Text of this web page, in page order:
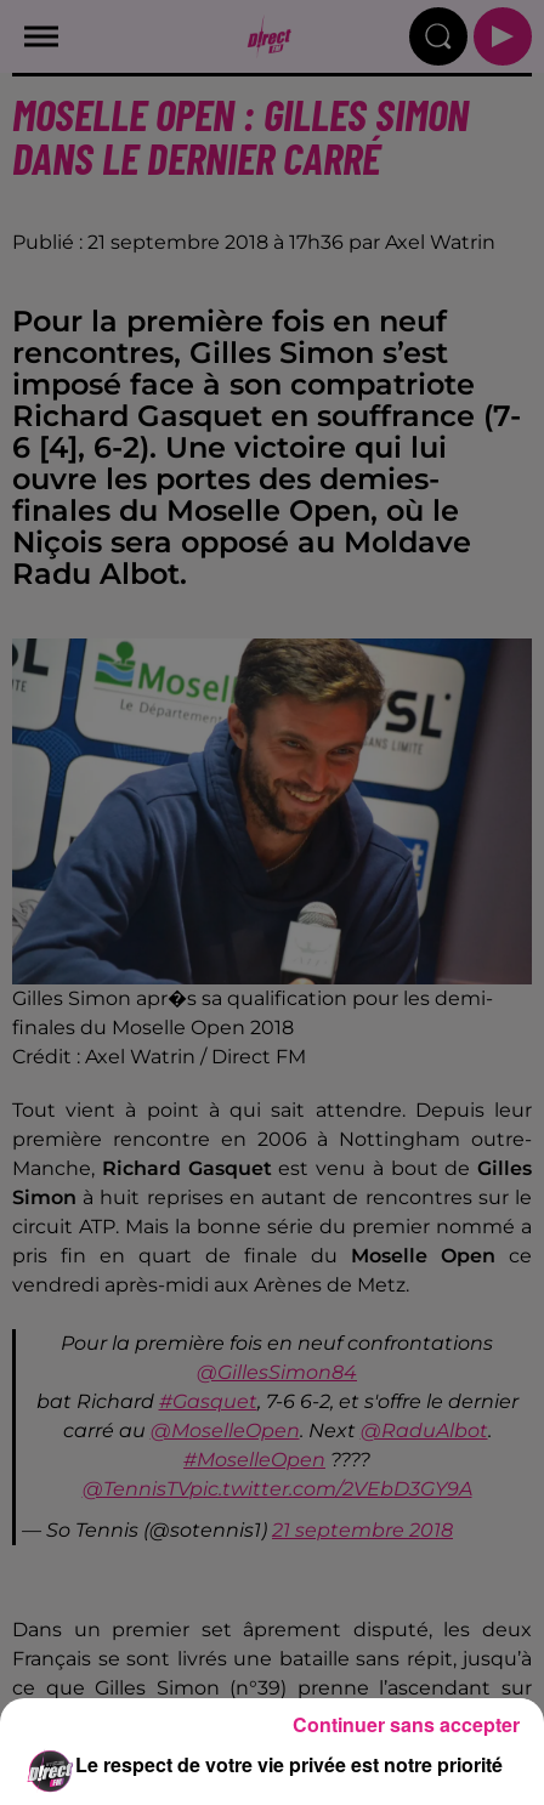
MOSELLE OPEN : GILLES SIMON
DANS LE DERNIER CARRÉ
Publié : 21 septembre 2018 à 17h36 par Axel Watrin
Pour la première fois en neuf
rencontres, Gilles Simon s’est
imposé face à son compatriote
Richard Gasquet en souffrance (7-
6 [4], 6-2). Une victoire qui lui
ouvre les portes des demies-
finales du Moselle Open, où le
Niçois sera opposé au Moldave
Radu Albot.
Gilles Simon apr�s sa qualification pour les demi-
finales du Moselle Open 2018
Crédit : Axel Watrin / Direct FM
Tout vient à point à qui sait attendre. Depuis leur
première rencontre en 2006 à Nottingham outre-
Manche, Richard Gasquetest venu à bout de Gilles
Simon à huit reprises en autant de rencontres sur le
circuit ATP. Mais la bonne série du premier nommé a
pris fin en quart de finale du Moselle Open ce
vendredi après-midi aux Arènes de Metz.
Pour la première fois en neuf confrontations
@GillesSimon84
bat Richard #Gasquet, 7-6 6-2, et s'offre le dernier
carré au @MoselleOpen. Next @RaduAlbot.
#MoselleOpen ????
@TennisTVpic.twitter.com/2VEbD3GY9A
— So Tennis (@sotennis1) 21 septembre 2018
Dans un premier set âprement disputé, les deux
Français se sont livrés une bataille sans répit, jusqu’à
ce que Gilles Simon (n°39) prenne l’ascendant sur
son compatriote. Grâce notamment à trois balles de
break
ans a glané la première manche, avant de dérouler
Le respect de votre vie privée est notre priorité
Continuer sans accepter